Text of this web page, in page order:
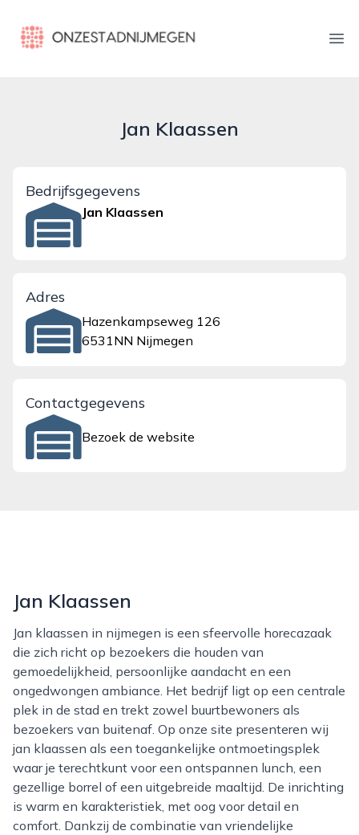
onzestadnijmegen.nl
Jan Klaassen
Bedrijfsgegevens
Jan Klaassen
Adres
Hazenkampseweg 126
6531NN Nijmegen
Contactgegevens
Bezoek de website
Jan Klaassen
Jan klaassen in nijmegen is een sfeervolle horecazaak
die zich richt op bezoekers die houden van
gemoedelijkheid, persoonlijke aandacht en een
ongedwongen ambiance. Het bedrijf ligt op een centrale
plek in de stad en trekt zowel buurtbewoners als
bezoekers van buitenaf. Op onze site presenteren wij
jan klaassen als een toegankelijke ontmoetingsplek
waar je terechtkunt voor een ontspannen lunch, een
gezellige borrel of een uitgebreide maaltijd. De inrichting
is warm en karakteristiek, met oog voor detail en
comfort. Dankzij de combinatie van vriendelijke